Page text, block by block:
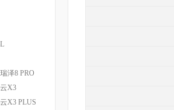
泽8 PRO
X3
X3 PLUS